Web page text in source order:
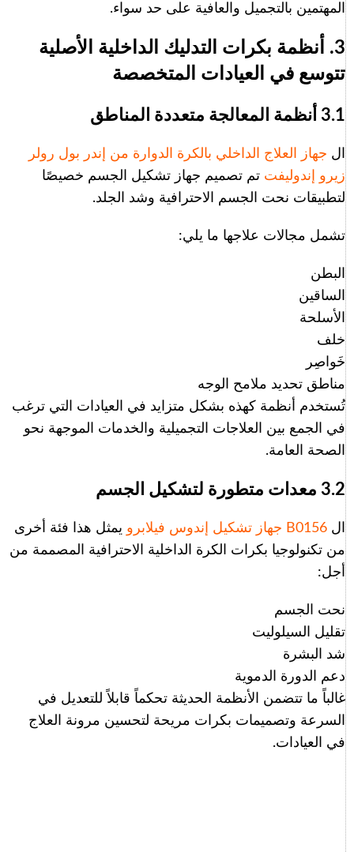
المهتمين بالتجميل والعافية على حد سواء.
3. أنظمة بكرات التدليك الداخلية الأصلية
تتوسع في العيادات المتخصصة
3.1 أنظمة المعالجة متعددة المناطق
ال جهاز العلاج الداخلي بالكرة الدوارة من إندر بول رولر
زيرو إندوليفت تم تصميم جهاز تشكيل الجسم خصيصًا
لتطبيقات نحت الجسم الاحترافية وشد الجلد.
تشمل مجالات علاجها ما يلي:
البطن
الساقين
الأسلحة
خلف
خَواصِر
مناطق تحديد ملامح الوجه
تُستخدم أنظمة كهذه بشكل متزايد في العيادات التي ترغب
في الجمع بين العلاجات التجميلية والخدمات الموجهة نحو
الصحة العامة.
3.2 معدات متطورة لتشكيل الجسم
ال B0156 جهاز تشكيل إندوس فيلابرو
يمثل هذا فئة أخرى
من تكنولوجيا بكرات الكرة الداخلية الاحترافية المصممة من
أجل:
نحت الجسم
تقليل السيلوليت
شد البشرة
دعم الدورة الدموية
غالباً ما تتضمن الأنظمة الحديثة تحكماً قابلاً للتعديل في
السرعة وتصميمات بكرات مريحة لتحسين مرونة العلاج
في العيادات.